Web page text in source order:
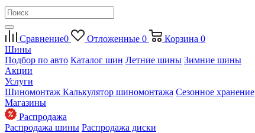
Сравнение0 Отложенные 0 Корзина 0
Шины
Подбор по авто Каталог шин Летние шины Зимние шины
Акции
Услуги
Шиномонтаж Калькулятор шиномонтажа Сезонное хранение
Магазины
Распродажа
Распродажа шины Распродажа диски